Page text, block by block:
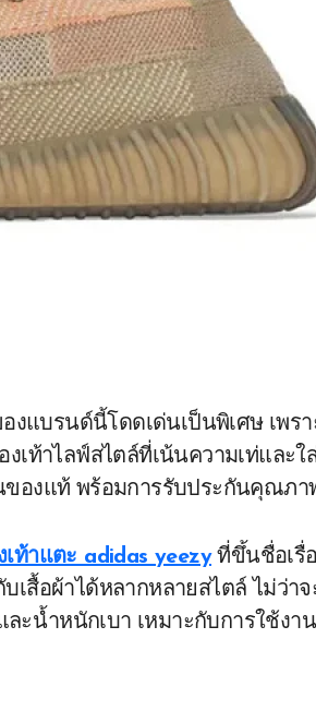
งแบรนด์นี้โดดเด่นเป็นพิเศษ เพรา
เท้าไลฟ์สไตล์ที่เน้นความเท่และใ
ของแท้ พร้อมการรับประกันคุณภา
เท้าแตะ adidas yeezyที่ขึ้นชื่อเรื่
สื้อผ้าได้หลากหลายสไตล์ ไม่ว่าจ
ะน้ำหนักเบา เหมาะกับการใช้งา